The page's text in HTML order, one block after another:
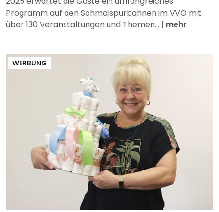
Programm auf den Schmalspurbahnen im VVO mit
über 130 Veranstaltungen und Themen... | mehr
WERBUNG